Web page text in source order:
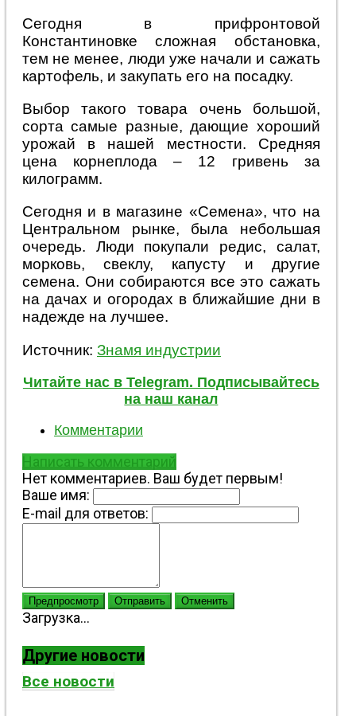
Сегодня в прифронтовой
Константиновке сложная обстановка,
тем не менее, люди уже начали и сажать
картофель, и закупать его на посадку.
Выбор такого товара очень большой,
сорта самые разные, дающие хороший
урожай в нашей местности. Средняя
цена корнеплода – 12 гривень за
килограмм.
Сегодня и в магазине «Семена», что на
Центральном рынке, была небольшая
очередь. Люди покупали редис, салат,
морковь, свеклу, капусту и другие
семена. Они собираются все это сажать
на дачах и огородах в ближайшие дни в
надежде на лучшее.
Источник: Знамя индустрии
Читайте нас в Telegram. Подписывайтесь
на наш канал
Комментарии
Написать комментарий
Нет комментариев. Ваш будет первым!
Ваше имя:
E-mail для ответов:
Предпросмотр Отправить Отменить
Загрузка...
Другие новости
Все новости